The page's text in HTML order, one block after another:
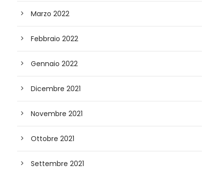
Marzo 2022
Febbraio 2022
Gennaio 2022
Dicembre 2021
Novembre 2021
Ottobre 2021
Settembre 2021